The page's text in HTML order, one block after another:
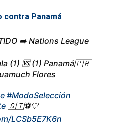
contra Panamá
➡️ Nations League
(1) 🆚 (1) Panamá🇵🇦
Flores
#ModoSelección
🇬🇹⚽️💙
LCSb5E7K6n